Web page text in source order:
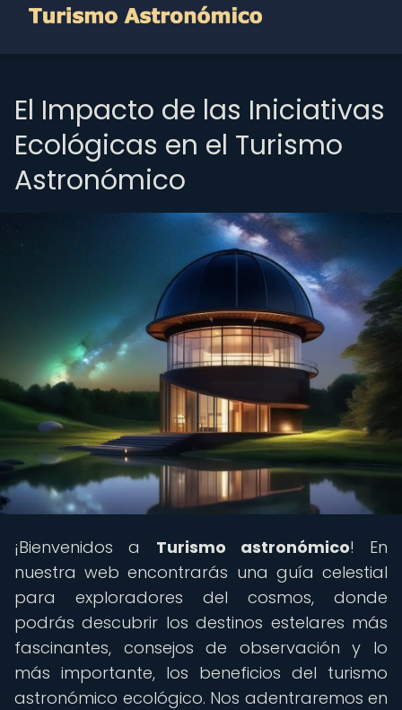
El Impacto de las Iniciativas
Ecológicas en el Turismo
Astronómico
¡Bienvenidos a Turismo astronómico! En
nuestra web encontrarás una guía celestial
para exploradores del cosmos, donde
podrás descubrir los destinos estelares más
fascinantes, consejos de observación y lo
más importante, los beneficios del turismo
astronómico ecológico. Nos adentraremos en